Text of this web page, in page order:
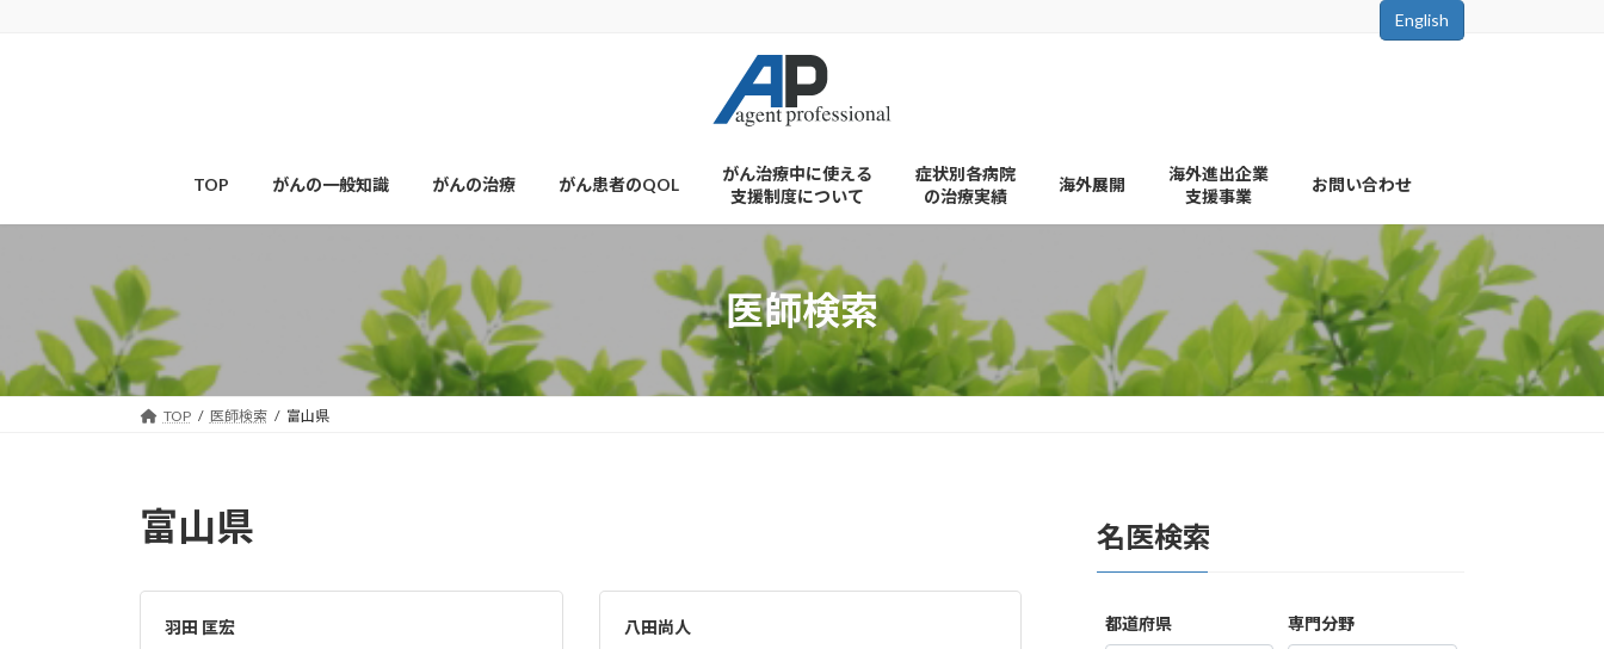
English
TOP がんの一般知識 がんの治療 がん患者のQOL
がん治療中に使える
支援制度について
症状別各病院
の治療実績
海外展開
海外進出企業
支援事業
お問い合わせ
医師検索
TOP 医師検索 富山県
富山県
羽田 匡宏 八田尚人
名医検索
都道府県 専門分野